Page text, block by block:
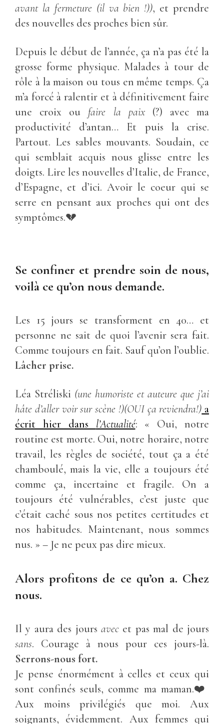
avant la fermeture (il va bien !)), et prendre
des nouvelles des proches bien sûr.
Depuis le début de l’année, ça n’a pas été la
grosse forme physique. Malades à tour de
rôle à la maison ou tous en même temps. Ça
m’a forcé à ralentir et à définitivement faire
une croix ou faire la paix(?) avec ma
productivité d’antan… Et puis la crise.
Partout. Les sables mouvants. Soudain, ce
qui semblait acquis nous glisse entre les
doigts. Lire les nouvelles d’Italie, de France,
d’Espagne, et d’ici. Avoir le coeur qui se
serre en pensant aux proches qui ont des
symptômes.💔
Se confiner et prendre soin de nous,
voilà ce qu’on nous demande.
Les 15 jours se transforment en 40… et
personne ne sait de quoi l’avenir sera fait.
Comme toujours en fait. Sauf qu’on l’oublie.
Lâcher prise.
Léa Stréliski (une humoriste et auteure que j’ai
hâte d’aller voir sur scène !)(OUI ça reviendra!) a
écrit hier dans l’Actualité: « Oui, notre
routine est morte. Oui, notre horaire, notre
travail, les règles de société, tout ça a été
chamboulé, mais la vie, elle a toujours été
comme ça, incertaine et fragile. On a
toujours été vulnérables, c’est juste que
c’était caché sous nos petites certitudes et
nos habitudes. Maintenant, nous sommes
nus. » – Je ne peux pas dire mieux.
Alors profitons de ce qu’on a. Chez
nous.
Il y aura des jours avec et pas mal de jours
sans. Courage à nous pour ces jours-là.
Serrons-nous fort.
Je pense énormément à celles et ceux qui
sont confinés seuls, comme ma maman.❤️
Aux moins privilégiés que moi. Aux
soignants, évidemment. Aux femmes qui